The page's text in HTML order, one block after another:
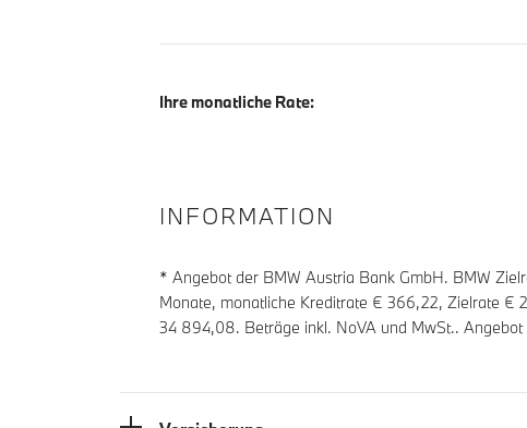
Ihre monatliche Rate:
INFORMATION
* Angebot der BMW Austria Bank GmbH. BMW
Monate, monatliche Kreditrate € 366,22, Zielrate €
34 894,08. Beträge inkl. NoVA und MwSt..